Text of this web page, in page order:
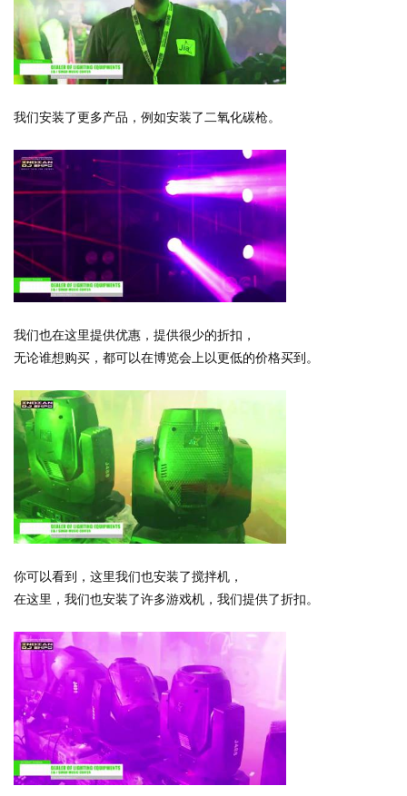
我们安装了更多产品，例如安装了二氧化碳枪。
我们也在这里提供优惠，提供很少的折扣，
无论谁想购买，都可以在博览会上以更低的价格买到。
你可以看到，这里我们也安装了搅拌机，
在这里，我们也安装了许多游戏机，我们提供了折扣。